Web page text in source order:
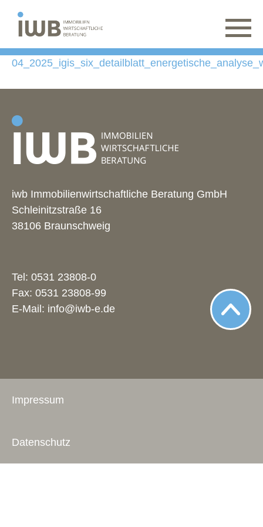
iwb Immobilienwirtschaftliche Beratung GmbH
Schleinitzstraße 16
38106 Braunschweig
Tel: 0531 23808-0
Fax: 0531 23808-99
E-Mail: info@iwb-e.de
Impressum
Datenschutz